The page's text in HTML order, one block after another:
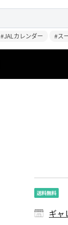
#JALカレンダー #ス
ギャ